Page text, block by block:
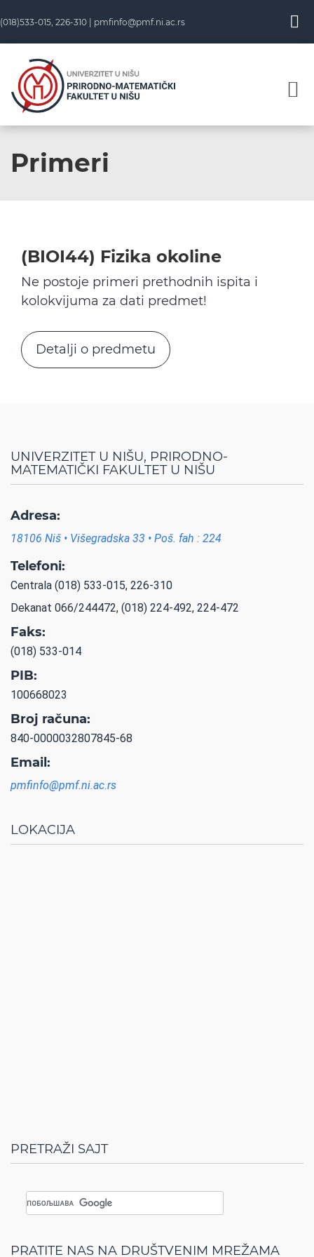
to
content
(018)533-015, 226-310 | pmfinfo@pmf.ni.ac.rs
Primeri
(BIOI44) Fizika okoline
Ne postoje primeri prethodnih ispita i
kolokvijuma za dati predmet!
Detalji o predmetu
UNIVERZITET U NIŠU, PRIRODNO-
MATEMATIČKI FAKULTET U NIŠU
Adresa:
18106 Niš • Višegradska 33 • Poš. fah : 224
Telefoni:
Centrala (018) 533-015, 226-310
Dekanat 066/244472, (018) 224-492, 224-472
Faks:
(018) 533-014
PIB:
100668023
Broj računa:
840-0000032807845-68
Email:
pmfinfo@pmf.ni.ac.rs
LOKACIJA
PRETRAŽI SAJT
PRATITE NAS NA DRUŠTVENIM MREŽAMA